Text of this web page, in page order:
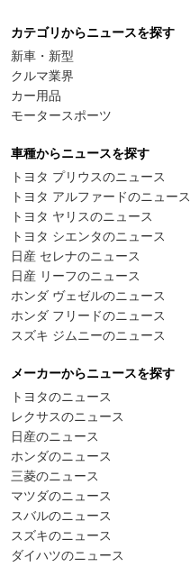
カテゴリからニュースを探す
新車・新型
クルマ業界
カー用品
モータースポーツ
車種からニュースを探す
トヨタ プリウスのニュース
トヨタ アルファードのニュース
トヨタ ヤリスのニュース
トヨタ シエンタのニュース
日産 セレナのニュース
日産 リーフのニュース
ホンダ ヴェゼルのニュース
ホンダ フリードのニュース
スズキ ジムニーのニュース
メーカーからニュースを探す
トヨタのニュース
レクサスのニュース
日産のニュース
ホンダのニュース
三菱のニュース
マツダのニュース
スバルのニュース
スズキのニュース
ダイハツのニュース